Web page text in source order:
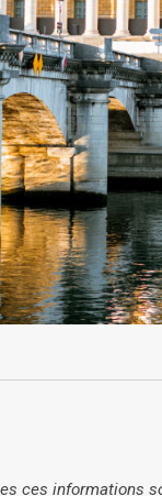
ces informations